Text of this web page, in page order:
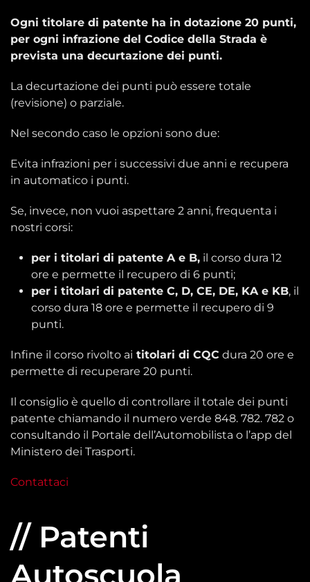
Ogni titolare di patente ha in dotazione 20 punti,
per ogni infrazione del Codice della Strada è
prevista una decurtazione dei punti.
La decurtazione dei punti può essere totale
(revisione) o parziale.
Nel secondo caso le opzioni sono due:
Evita infrazioni per i successivi due anni e recupera
in automatico i punti.
Se, invece, non vuoi aspettare 2 anni, frequenta i
nostri corsi:
per i titolari di patente A e B, il corso dura 12
ore e permette il recupero di 6 punti;
per i titolari di patente C, D, CE, DE, KA e KB, il
corso dura 18 ore e permette il recupero di 9
punti.
Infine il corso rivolto ai titolari di CQC dura 20 ore e
permette di recuperare 20 punti.
Il consiglio è quello di controllare il totale dei punti
patente chiamando il numero verde 848. 782. 782 o
consultando il Portale dell’Automobilista o l’app del
Ministero dei Trasporti.
Contattaci
// Patenti